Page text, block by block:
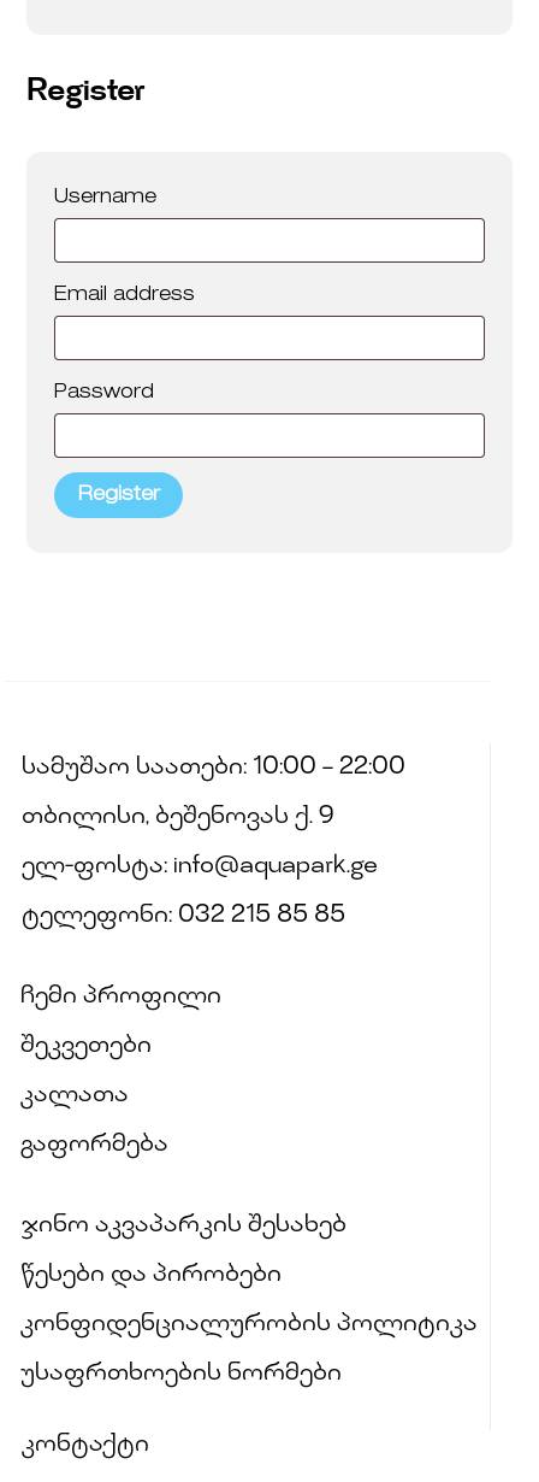
Register
Username
Email address
Password
Register
სამუშაო საათები: 10:00 – 22:00
თბილისი, ბეშენოვას ქ. 9
ელ-ფოსტა: info@aquapark.ge
ტელეფონი: 032 215 85 85
ჩემი პროფილი
შეკვეთები
კალათა
გაფორმება
ჯინო აკვაპარკის შესახებ
წესები და პირობები
კონფიდენციალურობის პოლიტიკა
უსაფრთხოების ნორმები
კონტაქტი